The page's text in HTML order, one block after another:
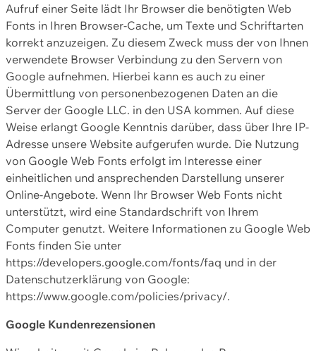
Aufruf einer Seite lädt Ihr Browser die benötigten Web
Fonts in Ihren Browser-Cache, um Texte und Schriftarten
korrekt anzuzeigen. Zu diesem Zweck muss der von Ihnen
verwendete Browser Verbindung zu den Servern von
Google aufnehmen. Hierbei kann es auch zu einer
Übermittlung von personenbezogenen Daten an die
Server der Google LLC. in den USA kommen. Auf diese
Weise erlangt Google Kenntnis darüber, dass über Ihre IP-
Adresse unsere Website aufgerufen wurde. Die Nutzung
von Google Web Fonts erfolgt im Interesse einer
einheitlichen und ansprechenden Darstellung unserer
Online-Angebote. Wenn Ihr Browser Web Fonts nicht
unterstützt, wird eine Standardschrift von Ihrem
Computer genutzt. Weitere Informationen zu Google Web
Fonts finden Sie unter
https://developers.google.com/fonts/faq und in der
Datenschutzerklärung von Google:
https://www.google.com/policies/privacy/.
Google Kundenrezensionen